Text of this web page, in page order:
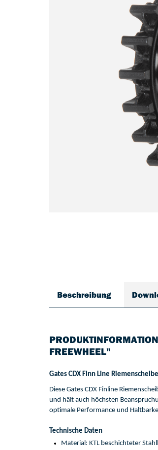
Beschreibung
FREEWHEEL"
Gates CDX Finn Line Riemenscheibe
Diese Gates CDX Finline
und hält auch höchsten
optimale Performance und
Technische Daten
Material: KTL beschichteter Stahll